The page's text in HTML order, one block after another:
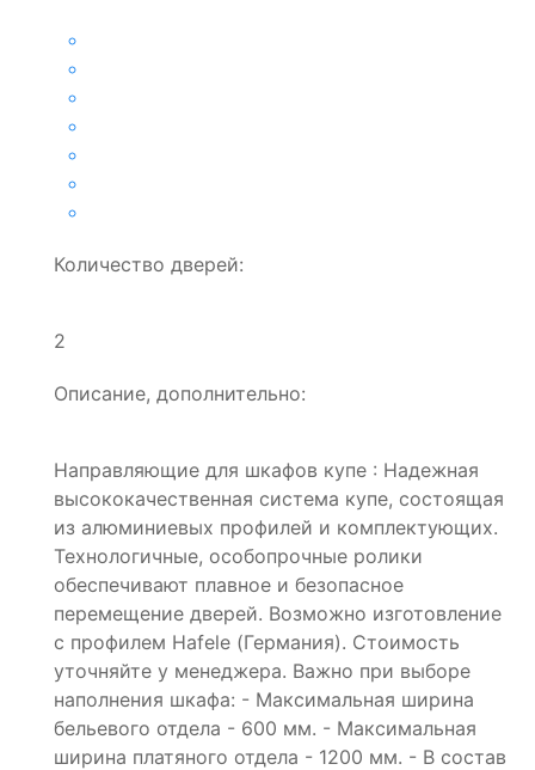
Количество дверей:
2
Описание, дополнительно:
Направляющие для шкафов купе : Надежная
высококачественная система купе, состоящая
из алюминиевых профилей и комплектующих.
Технологичные, особопрочные ролики
обеспечивают плавное и безопасное
перемещение дверей. Возможно изготовление
с профилем Hafele (Германия). Стоимость
уточняйте у менеджера. Важно при выборе
наполнения шкафа: - Максимальная ширина
бельевого отдела - 600 мм. - Максимальная
ширина платяного отдела - 1200 мм. - В состав